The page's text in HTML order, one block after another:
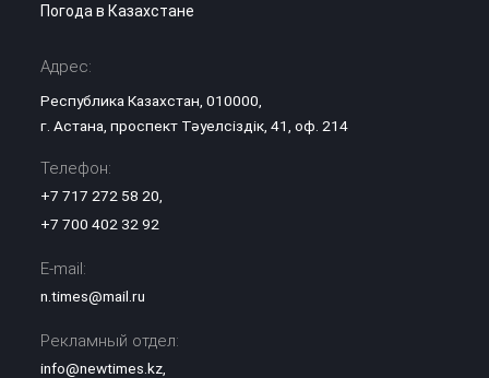
Погода в Казахстане
Адрес:
Республика Казахстан, 010000,
г. Астана, проспект Тәуелсіздік, 41, оф. 214
Телефон:
+7 717 272 58 20
+7 700 402 32 92
E-mail:
n.times@mail.ru
Рекламный отдел:
info@newtimes.kz,